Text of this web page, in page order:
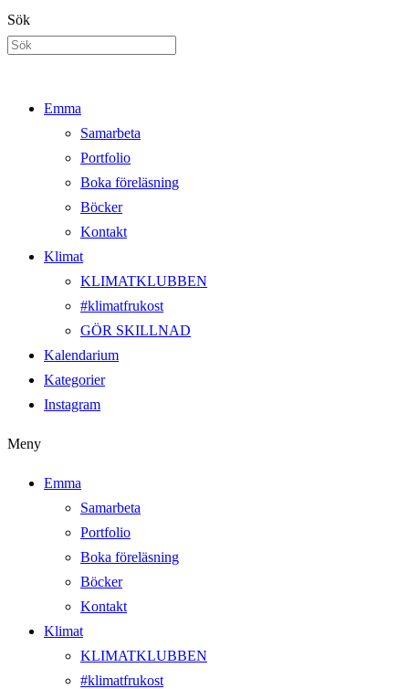
Hoppa
till
Sök
Emma
Samarbeta
Portfolio
Boka föreläsning
Böcker
Kontakt
Klimat
KLIMATKLUBBEN
#klimatfrukost
GÖR SKILLNAD
Kalendarium
Kategorier
Instagram
Meny
Emma
Samarbeta
Portfolio
Boka föreläsning
Böcker
Kontakt
Klimat
KLIMATKLUBBEN
#klimatfrukost